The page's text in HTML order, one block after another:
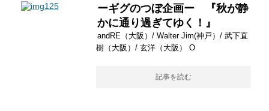
ーギグのつぼ企画ー 『秋が静
かに通り過ぎてゆく！』
andRE（大阪）/ Walter Jim(神戸）/ 武下直
樹（大阪）/ 玄洋（大阪） O
記事を読む